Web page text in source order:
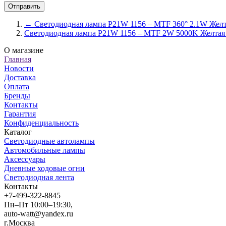
← Светодиодная лампа P21W 1156 – MTF 360° 2.1W
Светодиодная лампа P21W 1156 – MTF 2W 5000K
О магазине
Главная
Новости
Доставка
Оплата
Бренды
Контакты
Гарантия
Конфиденциальность
Каталог
Светодиодные автолампы
Автомобильные лампы
Аксессуары
Дневные ходовые огни
Светодиодная лента
Контакты
+7-499-322-8845
Пн–Пт 10:00–19:30,
auto-watt@yandex.ru
г.Москва